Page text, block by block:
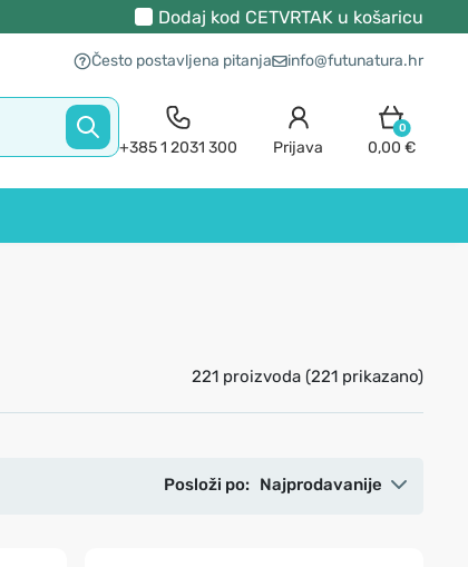
Dodaj kod CETVRTAKu košaricu
Često postavljena pitanja info@futunatura.hr
+385 1 2031 300 Prijava
0
0,00 €
221 proizvoda (221 prikazano)
Posloži po: Najprodavanije